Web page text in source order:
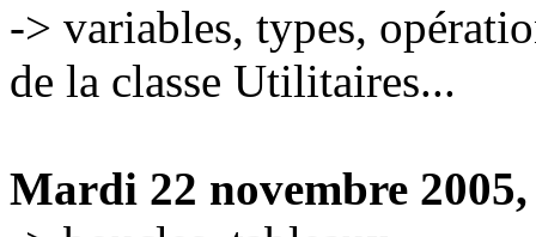
-> variables, types,
de la classe Utilitaires...
Mardi 22 novembre